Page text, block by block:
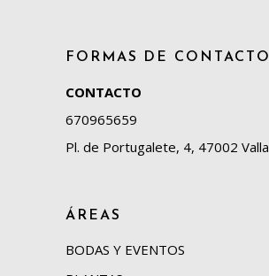
FORMAS DE CONTACTO
CONTACTO
670965659
Pl. de Portugalete, 4, 47002
ÁREAS
BODAS Y EVENTOS